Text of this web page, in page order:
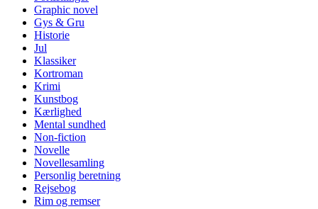
Graphic novel
Gys & Gru
Historie
Jul
Klassiker
Kortroman
Krimi
Kunstbog
Kærlighed
Mental sundhed
Non-fiction
Novelle
Novellesamling
Personlig beretning
Rejsebog
Rim og remser